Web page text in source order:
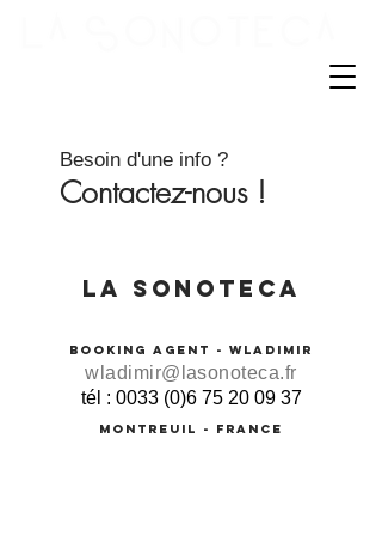
Besoin d'une info ?
Contactez-nous !
LA sonoteca
booking agent - wladimir
wladimir@lasonoteca.fr
tél : 0033 (0)6 75 20 09 37
Montreuil - FRANCE